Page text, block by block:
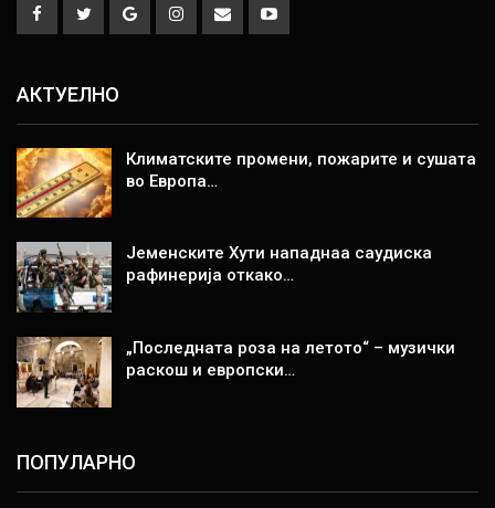
АКТУЕЛНО
Климатските промени, пожарите и сушата
во Европа…
Јеменските Хути нападнаа саудиска
рафинерија откако…
„Последната роза на летото“ – музички
раскош и европски…
ПОПУЛАРНО